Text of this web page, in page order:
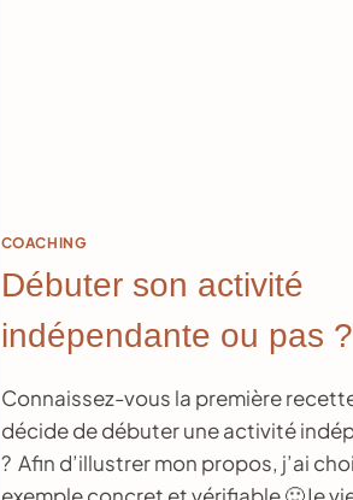
COACHING
Débuter son activité
indépendante ou pas ?
Connaissez-vous la première
décide de débuter une activité
? Afin d’illustrer mon propos, j’ai